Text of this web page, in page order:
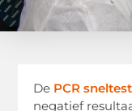
De PCR sneltest
negatief